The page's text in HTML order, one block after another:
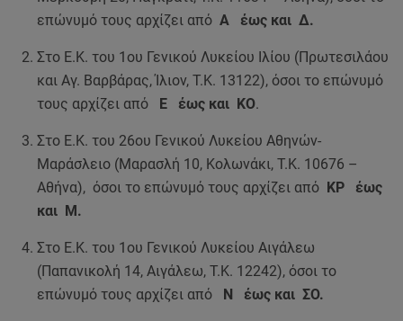
επώνυμό τους αρχίζει από Α έως και Δ.
Στο Ε.Κ. του 1ου Γενικού Λυκείου Ιλίου (Πρωτεσιλάου
και Αγ. Βαρβάρας, Ίλιον, Τ.Κ. 13122), όσοι το επώνυμό
τους αρχίζει από Ε έως και ΚΟ.
Στο Ε.Κ. του 26ου Γενικού Λυκείου Αθηνών-
Μαράσλειο (Μαρασλή 10, Κολωνάκι, Τ.Κ. 10676 –
Αθήνα), όσοι το επώνυμό τους αρχίζει από ΚΡ έως
και Μ.
Στο Ε.Κ. του 1ου Γενικού Λυκείου Αιγάλεω
(Παπανικολή 14, Αιγάλεω, Τ.Κ. 12242), όσοι το
επώνυμό τους αρχίζει από
Ν έως και ΣΟ.